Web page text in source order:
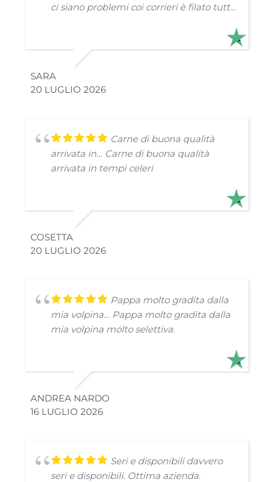
ci siano problemi coi corrieri è filato tutto
delicato sta impiegando più del previsto
ad abituarsi al cambio di fornitura.
SARA
20 LUGLIO 2026
Carne di buona qualità
arrivata in… Carne di buona qualità
arrivata in tempi celeri
COSETTA
20 LUGLIO 2026
Pappa molto gradita dalla
mia volpina… Pappa molto gradita dalla
mia volpina molto selettiva.
ANDREA NARDO
16 LUGLIO 2026
Seri e disponibilidavvero
seri e disponibili. Ottima azienda.